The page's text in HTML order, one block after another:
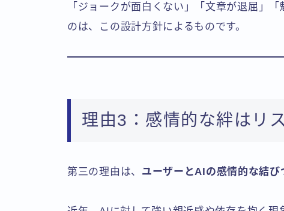
「ジョークが面白くない」「文章が退屈」
のは、この設計方針によるものです。
理由3：感情的な絆はリ
第三の理由は、 ユーザーとAIの感情的な結